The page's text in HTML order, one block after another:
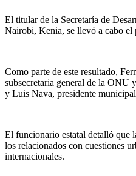
El titular de la Secretaría de
Nairobi, Kenia, se llevó a cabo el
Como parte de este resultado,
subsecretaria general de la ONU
y Luis Nava, presidente
El funcionario estatal detalló que
los relacionados con cuestiones
internacionales.